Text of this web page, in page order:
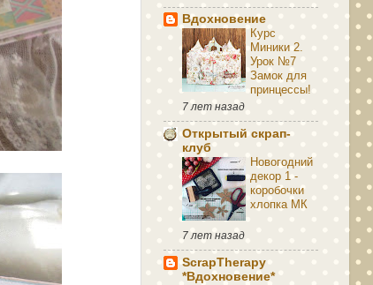
Вдохновение
Курс
Миники 2.
Урок №7
Замок для
принцессы!
7 лет назад
Открытый скрап-
клуб
Новогодний
декор 1 -
коробочки
хлопка МК
7 лет назад
ScrapTherapy
*Вдохновение*